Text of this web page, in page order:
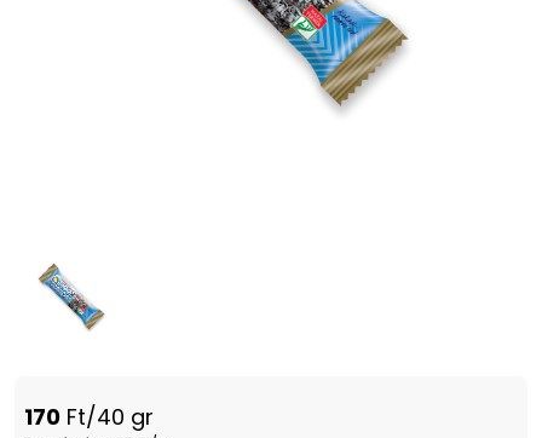
170 Ft/40 gr